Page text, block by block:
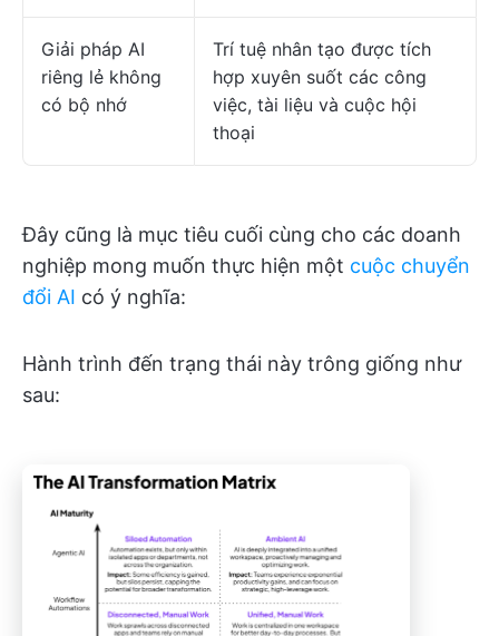
Giải pháp AI
riêng lẻ không
có bộ nhớ
Trí tuệ nhân tạo được tích
hợp xuyên suốt các công
việc, tài liệu và cuộc hội
thoại
Đây cũng là mục tiêu cuối cùng cho các doanh
nghiệp mong muốn thực hiện một cuộc chuyển
đổi AI có ý nghĩa:
Hành trình đến trạng thái này trông giống như
sau: